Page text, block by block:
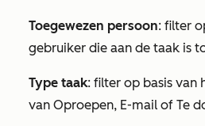
Toegewezen persoon: filter
gebruiker die aan de taak is
Type taak: filter op basis van
van Oproepen, E-mail of Te